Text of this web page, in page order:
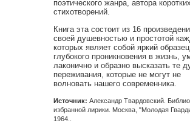
поэтического жанра, автора коротких
стихотворений.
Книга эта состоит из 16
своей душевностью и простотой
которых являет собой яркий образец
глубокого проникновения в жизнь,
лаконично и образно высказать те
переживания, которые не могут не
волновать нашего современника.
Источник: Александр Твардовский.
избранной лирики. Москва, "Молодая
1964..